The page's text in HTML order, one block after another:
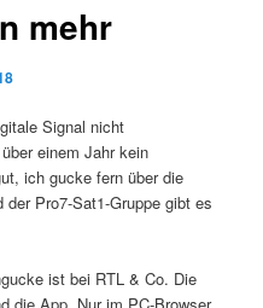
mehr
Signal nicht
einem Jahr kein
ich gucke fern über die
Pro7-Sat1-Gruppe gibt es
ist bei RTL & Co. Die